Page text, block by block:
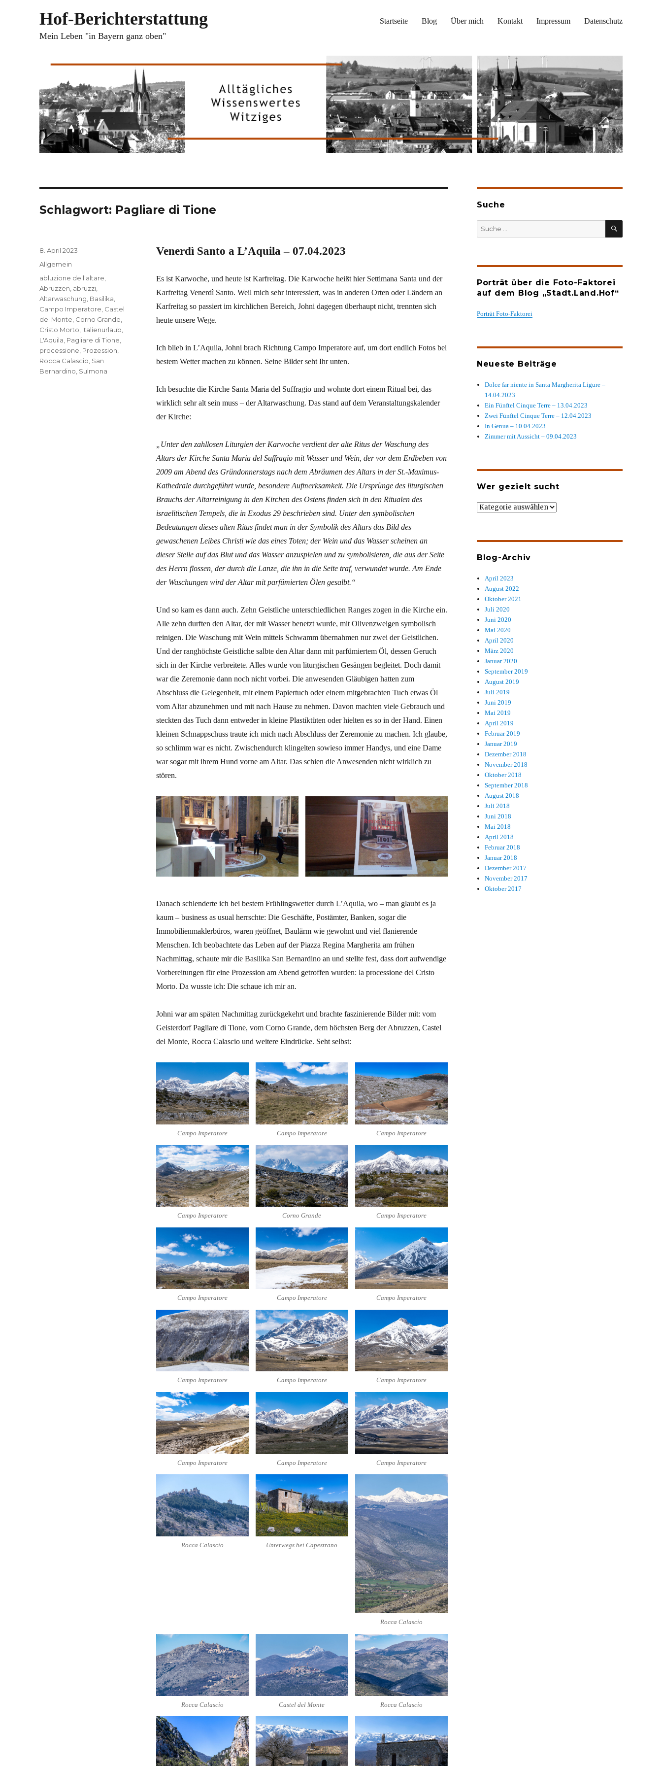
Hof-Berichterstattung
Mein Leben "in Bayern ganz oben"
Startseite Blog Über mich Kontakt Impressum Datenschutz
Schlagwort: Pagliare di Tione
Venerdì Santo a L’Aquila – 07.04.2023
Es ist Karwoche, und heute ist Karfreitag. Die Karwoche heißt hier Settimana Santa und der
Karfreitag Venerdì Santo. Weil mich sehr interessiert, was in anderen Orten oder Ländern an
Karfreitag so passiert im kirchlichen Bereich, Johni dagegen überhaupt nicht, trennten sich
heute unsere Wege.
Ich blieb in L’Aquila, Johni brach Richtung Campo Imperatore auf, um dort endlich Fotos bei
bestem Wetter machen zu können. Seine Bilder seht Ihr unten.
Ich besuchte die Kirche Santa Maria del Suffragio und wohnte dort einem Ritual bei, das
wirklich sehr alt sein muss – der Altarwaschung. Das stand auf dem Veranstaltungskalender
der Kirche:
„Unter den zahllosen Liturgien der Karwoche verdient der alte Ritus der Waschung des
Altars der Kirche Santa Maria del Suffragio mit Wasser und Wein, der vor dem Erdbeben von
2009 am Abend des Gründonnerstags nach dem Abräumen des Altars in der St.-Maximus-
Kathedrale durchgeführt wurde, besondere Aufmerksamkeit. Die Ursprünge des liturgischen
Brauchs der Altarreinigung in den Kirchen des Ostens finden sich in den Ritualen des
israelitischen Tempels, die in Exodus 29 beschrieben sind. Unter den symbolischen
Bedeutungen dieses alten Ritus findet man in der Symbolik des Altars das Bild des
gewaschenen Leibes Christi wie das eines Toten; der Wein und das Wasser scheinen an
dieser Stelle auf das Blut und das Wasser anzuspielen und zu symbolisieren, die aus der Seite
des Herrn flossen, der durch die Lanze, die ihn in die Seite traf, verwundet wurde. Am Ende
der Waschungen wird der Altar mit parfümierten Ölen gesalbt.“
Und so kam es dann auch. Zehn Geistliche unterschiedlichen Ranges zogen in die Kirche ein.
Alle zehn durften den Altar, der mit Wasser benetzt wurde, mit Olivenzweigen symbolisch
reinigen. Die Waschung mit Wein mittels Schwamm übernahmen nur zwei der Geistlichen.
Und der ranghöchste Geistliche salbte den Altar dann mit parfümiertem Öl, dessen Geruch
sich in der Kirche verbreitete. Alles wurde von liturgischen Gesängen begleitet. Doch damit
war die Zeremonie dann noch nicht vorbei. Die anwesenden Gläubigen hatten zum
Abschluss die Gelegenheit, mit einem Papiertuch oder einem mitgebrachten Tuch etwas Öl
vom Altar abzunehmen und mit nach Hause zu nehmen. Davon machten viele Gebrauch und
steckten das Tuch dann entweder in kleine Plastiktüten oder hielten es so in der Hand. Einen
kleinen Schnappschuss traute ich mich nach Abschluss der Zeremonie zu machen. Ich glaube,
so schlimm war es nicht. Zwischendurch klingelten sowieso immer Handys, und eine Dame
war sogar mit ihrem Hund vorne am Altar. Das schien die Anwesenden nicht wirklich zu
stören.
Danach schlenderte ich bei bestem Frühlingswetter durch L’Aquila, wo – man glaubt es ja
kaum – business as usual herrschte: Die Geschäfte, Postämter, Banken, sogar die
Immobilienmaklerbüros, waren geöffnet, Baulärm wie gewohnt und viel flanierende
Menschen. Ich beobachtete das Leben auf der Piazza Regina Margherita am frühen
Nachmittag, schaute mir die Basilika San Bernardino an und stellte fest, dass dort aufwendige
Vorbereitungen für eine Prozession am Abend getroffen wurden: la processione del Cristo
Morto. Da wusste ich: Die schaue ich mir an.
Johni war am späten Nachmittag zurückgekehrt und brachte faszinierende Bilder mit: vom
Geisterdorf Pagliare di Tione, vom Corno Grande, dem höchsten Berg der Abruzzen, Castel
del Monte, Rocca Calascio und weitere Eindrücke. Seht selbst:
Campo Imperatore Campo Imperatore Campo Imperatore
Campo Imperatore Corno Grande Campo Imperatore
Campo Imperatore Campo Imperatore Campo Imperatore
Campo Imperatore Campo Imperatore Campo Imperatore
Campo Imperatore Campo Imperatore Campo Imperatore
Rocca Calascio Unterwegs bei Capestrano
Rocca Calascio
Rocca Calascio Castel del Monte Rocca Calascio
Veröffentlicht
am
8. April 2023
Kategorien
Allgemein
Schlagwörter
abluzione dell'altare
Abruzzen abruzzi
Altarwaschung Basilika
Campo Imperatore Castel
del Monte Corno Grande
Cristo Morto Italienurlaub
L'Aquila Pagliare di Tione
processione Prozession
Rocca Calascio San
Bernardino Sulmona
Suche
SUCHEN
Porträt über die Foto-Faktorei
auf dem Blog „Stadt.Land.Hof“
Porträt Foto-Faktorei
Neueste Beiträge
Dolce far niente in Santa Margherita Ligure –
14.04.2023
Ein Fünftel Cinque Terre – 13.04.2023
Zwei Fünftel Cinque Terre – 12.04.2023
In Genua – 10.04.2023
Zimmer mit Aussicht – 09.04.2023
Wer gezielt sucht
Wer
Blog-Archiv
April 2023
August 2022
Oktober 2021
Juli 2020
Juni 2020
Mai 2020
April 2020
März 2020
Januar 2020
September 2019
August 2019
Juli 2019
Juni 2019
Mai 2019
April 2019
Februar 2019
Januar 2019
Dezember 2018
November 2018
Oktober 2018
September 2018
August 2018
Juli 2018
Juni 2018
Mai 2018
April 2018
Februar 2018
Januar 2018
Dezember 2017
November 2017
Oktober 2017